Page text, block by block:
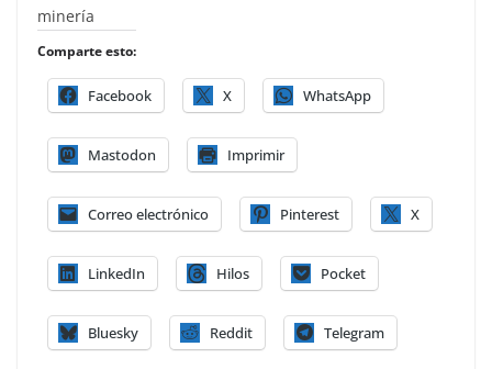
minería
Comparte esto:
Facebook X WhatsApp
Mastodon Imprimir
Correo electrónico Pinterest X
LinkedIn Hilos Pocket
Bluesky Reddit Telegram